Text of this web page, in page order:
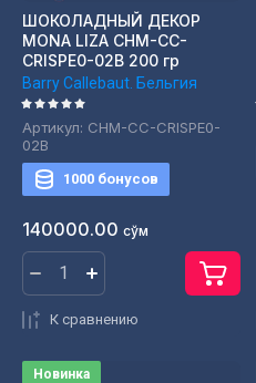
ШОКОЛАДНЫЙ ДЕКОР
MONA LIZA CHM-CC-
CRISPE0-02B 200 гр
Barry Callebaut. Бельгия
Артикул: CHM-CC-CRISPE0-
02B
1000 бонусов
140000.00 сўм
К сравнению
Новинка